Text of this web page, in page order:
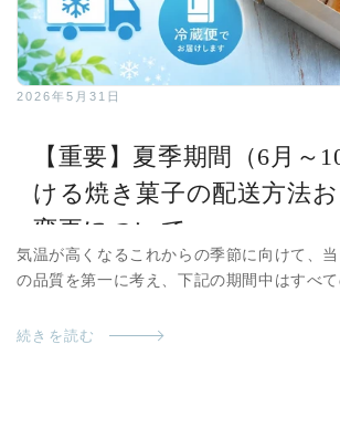
2026年5月31日
【重要】夏季期間（6月～
ける焼き菓子の配送方法
変更について
気温が高くなるこれからの季節に向けて、
の品質を第一に考え、下記の期間中はすべて
象期間 2026年6月1日 ～ 2026年10月31日
続きを読む